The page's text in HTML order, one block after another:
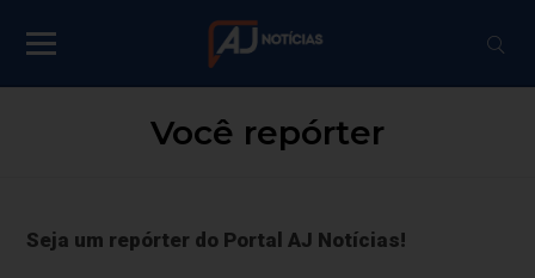
Você repórter
Seja um repórter do Portal AJ Notícias!